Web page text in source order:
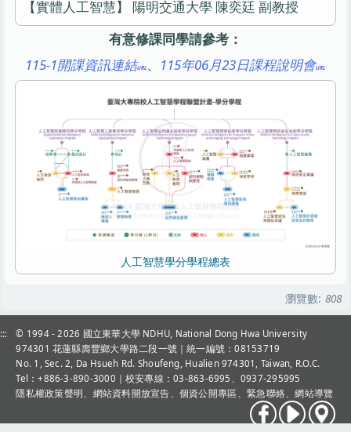
【實體人工智慧】 陽明交通大學 陳奕廷 副教授
有意修課同學請參考：
115-1開課資訊連結 、 115年06月23日課程說明會
人工智慧學分學程總表
瀏覽數: 808
::: © 1994 - 2026 國立東華大學 NDHU, National Dong Hwa University
974301 花蓮縣壽豐鄉大學路二段一號｜統一編號：08153719
No. 1, Sec. 2, Da Hsueh Rd. Shoufeng, Hualien 974301, Taiwan, R.O.C.
Tel：+886-3-890-3000 ｜校安專線：03-863-6995、0937-295995
隱私權政策聲明
網站資料開放宣告 個資公開專區 、緊急聯絡 、網站導覽